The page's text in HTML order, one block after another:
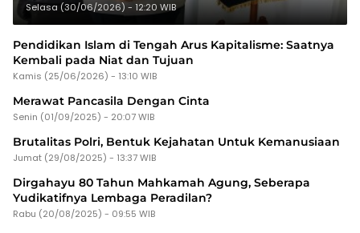
Selasa (30/06/2026) - 12:20 WIB
Pendidikan Islam di Tengah Arus Kapitalisme: Saatnya
Kembali pada Niat dan Tujuan
Kamis (25/06/2026) - 13:10 WIB
Merawat Pancasila Dengan Cinta
Senin (01/09/2025) - 20:07 WIB
Brutalitas Polri, Bentuk Kejahatan Untuk Kemanusiaan
Jumat (29/08/2025) - 13:37 WIB
Dirgahayu 80 Tahun Mahkamah Agung, Seberapa
Yudikatifnya Lembaga Peradilan?
Rabu (20/08/2025) - 09:55 WIB